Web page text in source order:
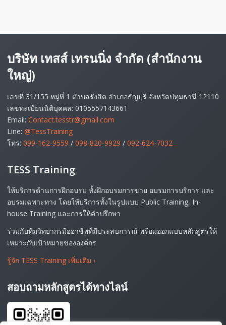
บริษัท เทสส์ เทรนนิ่ง จำกัด (สำนักงาน
ใหญ่)
เลขที่ 31/155 หมู่ที่ 1 ตำบลรังสิต อำเภอธัญบุรี จังหวัดปทุมธานี 12110
เลขทะเบียนนิติบุคคล: 0105557143661
Email: Contact.tesstr@gmail.com
Line: @TessTraining
โทร: 099-162-9559 / 098-820-9929 / 092-624-7032
TESS Training
ให้บริการด้านการฝึกอบรม ทั้งฝึกอบรมการขาย อบรมการบริการ และ
อบรมเฉพาะทาง โดยให้บริการทั้งในรูปแบบ Public Training, In-
house Training และการให้คำปรึกษา
ร่วมกับทีมวิทยากรมืออาชีพที่มีประสบการณ์ พร้อมออกแบบหลักสูตรให้
เหมาะกับเป้าหมายขององค์กร
รู้จัก TESS Training เพิ่มเติม ›
สอบถามหลักสูตรได้ทางไลน์